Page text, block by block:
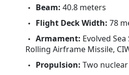
Beam: 40.8 meters
Flight Deck Width: 78
Armament: Evolved
Rolling Airframe Missile,
Propulsion: Two